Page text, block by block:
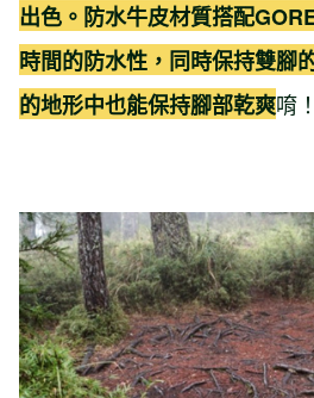
出色。防水牛皮材質搭配
時間的防水性，同時保持雙腳
的地形中也能保持腳部乾爽唷！